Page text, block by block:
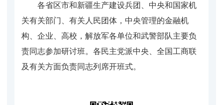
各省区市和新疆生产建设兵团、中央和国家机
关有关部门、有关人民团体，中央管理的金融机
构、企业、高校，解放军各单位和武警部队主要负
责同志参加研讨班。各民主党派中央、全国工商联
及有关方面负责同志列席开班式。